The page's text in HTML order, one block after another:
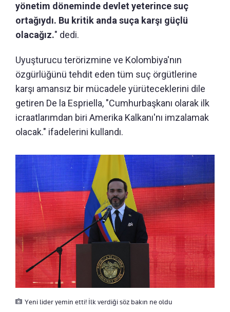
yönetim döneminde devlet yeterince suç
ortağıydı. Bu kritik anda suça karşı güçlü
olacağız." dedi.
Uyuşturucu terörizmine ve Kolombiya'nın
özgürlüğünü tehdit eden tüm suç örgütlerine
karşı amansız bir mücadele yürüteceklerini dile
getiren De la Espriella, "Cumhurbaşkanı olarak ilk
icraatlarımdan biri Amerika Kalkanı'nı imzalamak
olacak." ifadelerini kullandı.
Yeni lider yemin etti! İlk verdiği söz bakın ne oldu